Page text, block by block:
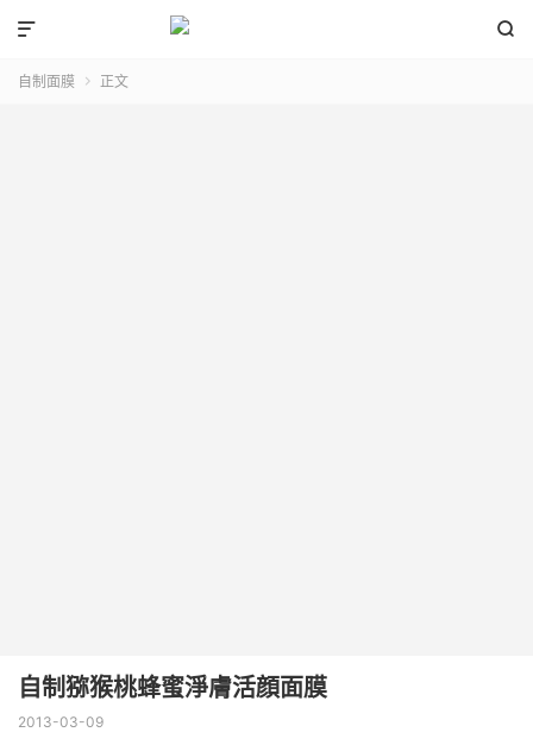


自制面膜  正文
自制猕猴桃蜂蜜淨膚活顔面膜
2013-03-09